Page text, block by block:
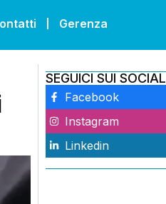
Gerenza
SEGUICI SUI SOCIAL
Facebook
Instagram
Linkedin